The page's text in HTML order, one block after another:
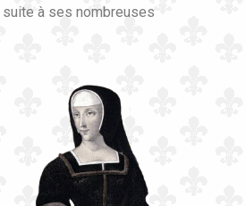
suite à ses nombreuses